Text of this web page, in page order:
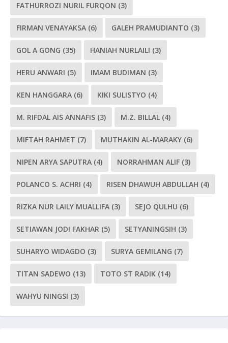
FATHURROZI NURIL FURQON (3)
FIRMAN VENAYAKSA (6) GALEH PRAMUDIANTO (3)
GOL A GONG (35) HANIAH NURLAILI (3)
HERU ANWARI (5) IMAM BUDIMAN (3)
KEN HANGGARA (6) KIKI SULISTYO (4)
M. RIFDAL AIS ANNAFIS (3) M.Z. BILLAL (4)
MIFTAH RAHMET (7) MUTHAKIN AL-MARAKY (6)
NIPEN ARYA SAPUTRA (4) NORRAHMAN ALIF (3)
POLANCO S. ACHRI (4) RISEN DHAWUH ABDULLAH (4)
RIZKA NUR LAILY MUALLIFA (3) SEJO QULHU (6)
SETIAWAN JODI FAKHAR (5) SETYANINGSIH (3)
SUHARYO WIDAGDO (3) SURYA GEMILANG (7)
TITAN SADEWO (13) TOTO ST RADIK (14)
WAHYU NINGSI (3)